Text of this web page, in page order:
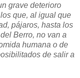
grave deterioro
que, al igual que
pájaros, hasta los
Berro, no van a
humana o de
de salir a